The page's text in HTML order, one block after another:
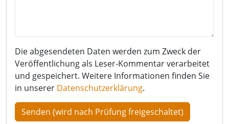
Die abgesendeten Daten werden zum Zweck der
Veröffentlichung als Leser-Kommentar verarbeitet
und gespeichert. Weitere Informationen finden Sie
in unserer Datenschutzerklärung.